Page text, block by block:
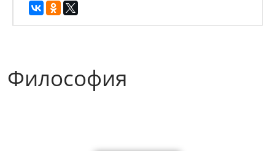
Философия